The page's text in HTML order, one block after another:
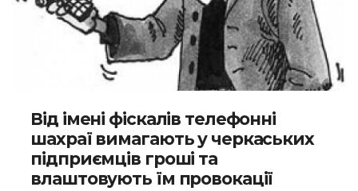
Від імені фіскалів телефонні
шахраї вимагають у черкаських
підприємців гроші та
влаштовують їм провокації